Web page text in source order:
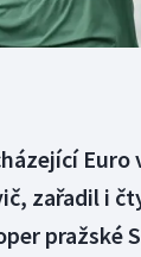
Euro
zařadil i
pražské